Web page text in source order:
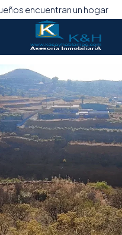
encuentran un hogar